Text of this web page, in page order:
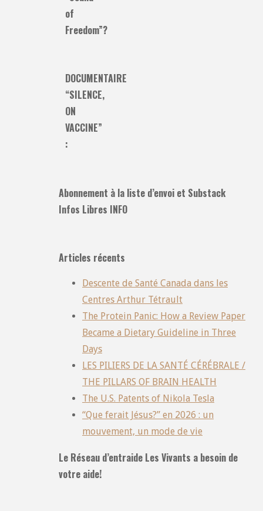
of
Freedom”?
DOCUMENTAIRE
“SILENCE,
ON
VACCINE”
:
Abonnement à la liste d’envoi et Substack
Infos Libres INFO
Articles récents
Descente de Santé Canada dans les
Centres Arthur Tétrault
The Protein Panic: How a Review Paper
Became a Dietary Guideline in Three
Days
LES PILIERS DE LA SANTÉ CÉRÉBRALE /
THE PILLARS OF BRAIN HEALTH
The U.S. Patents of Nikola Tesla
“Que ferait Jésus?” en 2026 : un
mouvement, un mode de vie
Le Réseau d’entraide Les Vivants a besoin de
votre aide!